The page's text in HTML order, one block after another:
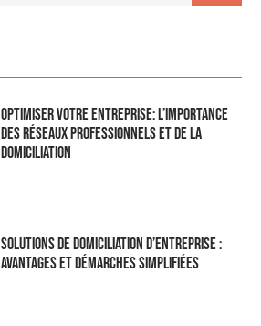
Optimiser Votre Entreprise: L’Importance
des Réseaux Professionnels et de la
Domiciliation
Solutions de domiciliation d’entreprise :
Avantages et démarches simplifiées